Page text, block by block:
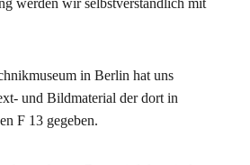
werden wir selbstverständlich mit
in Berlin hat uns
und Bildmaterial der dort in
F 13 gegeben.